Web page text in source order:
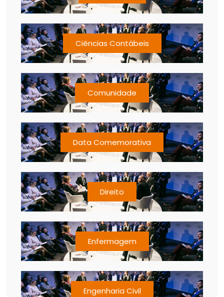
Ciências Contábeis
Comunidade
Data Comemorativa
Direito
Enfermagem
Engenharia Civil